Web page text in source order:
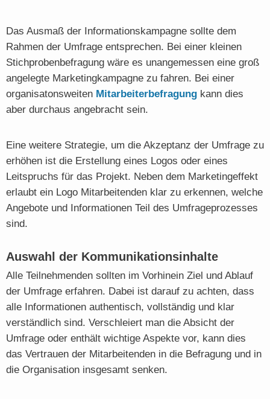
Das Ausmaß der Informationskampagne sollte dem
Rahmen der Umfrage entsprechen. Bei einer kleinen
Stichprobenbefragung wäre es unangemessen eine groß
angelegte Marketingkampagne zu fahren. Bei einer
organisatonsweiten Mitarbeiterbefragung kann dies
aber durchaus angebracht sein.
Eine weitere Strategie, um die Akzeptanz der Umfrage zu
erhöhen ist die Erstellung eines Logos oder eines
Leitspruchs für das Projekt. Neben dem Marketingeffekt
erlaubt ein Logo Mitarbeitenden klar zu erkennen, welche
Angebote und Informationen Teil des Umfrageprozesses
sind.
Auswahl der Kommunikationsinhalte
Alle Teilnehmenden sollten im Vorhinein Ziel und Ablauf
der Umfrage erfahren. Dabei ist darauf zu achten, dass
alle Informationen authentisch, vollständig und klar
verständlich sind. Verschleiert man die Absicht der
Umfrage oder enthält wichtige Aspekte vor, kann dies
das Vertrauen der Mitarbeitenden in die Befragung und in
die Organisation insgesamt senken.